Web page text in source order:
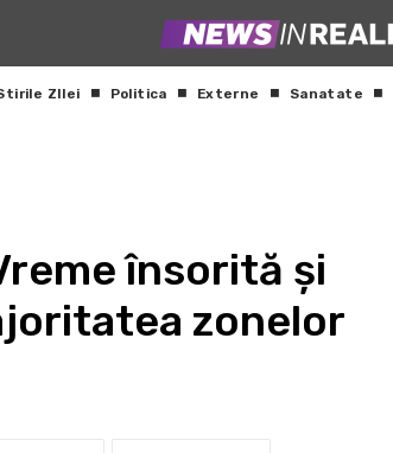
ZIlei Politica Externe Sanatate
însorită și
zonelor